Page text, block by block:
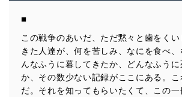
■
この戦争のあいだ、ただ黙々と歯をく
きた人達が、何を苦しみ、なにを食べ
んなふうに暮してきたか、どんなふう
か、その数少ない記録がここにある。
だ。それを知ってもらいたくて、この